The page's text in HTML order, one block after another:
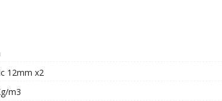
12mm x2
m3